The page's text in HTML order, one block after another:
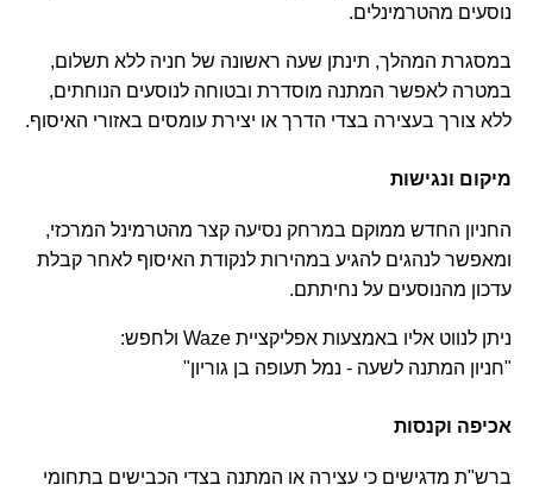
נוסעים מהטרמינלים.
ללא צורך בעצירה בצדי הדרך או יצירת עומסים באזורי האיסוף.
מיקום ונגישות
ומאפשר לנהגים להגיע במהירות לנקודת האיסוף לאחר קבלת
עדכון מהנוסעים על נחיתתם.
ניתן לנווט אליו באמצעות אפליקציית Waze ולחפש:
"חניון המתנה לשעה - נמל תעופה בן גוריון"
אכיפה וקנסות